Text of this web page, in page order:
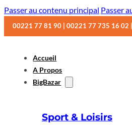
Passer au contenu principal Passer
00221 77 81 90 | 00221 77 735 16 02
Accueil
A Propos
BigBazar
Sport & Loisirs